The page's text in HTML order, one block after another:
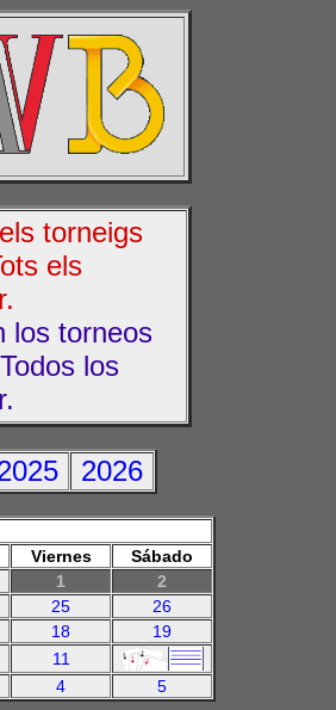
torneigs
els
los torneos
los
2026
Viernes
Sábado
1
2
25
26
18
19
11
4 5